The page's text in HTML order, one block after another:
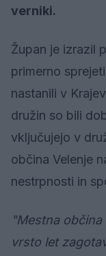
verniki.
Župan je izrazil
primerno
nastanili v
družin so bili
vključujejo v
občina Velenje
nestrpnosti in
"Mestna
vrsto let